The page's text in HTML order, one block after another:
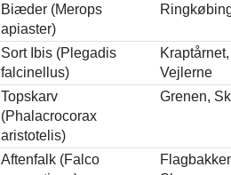
Biæder (Merops
apiaster)
Sort Ibis (Plegadis
falcinellus)
Kraptårnet,
Vejlerne
Topskarv
(Phalacrocorax
aristotelis)
Grenen,
Aftenfalk (Falco